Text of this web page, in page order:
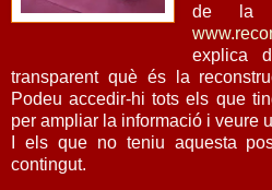
de la
explica
transparent què és la
Podeu accedir-hi tots els que
per ampliar la informació i veure
I els que no teniu aquesta
contingut.